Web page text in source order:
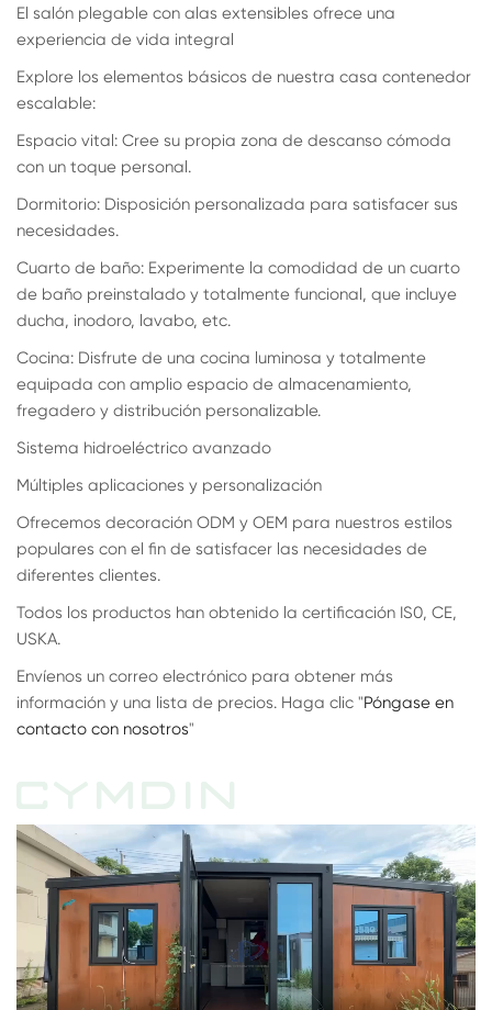
El salón plegable con alas extensibles ofrece una
experiencia de vida integral
Explore los elementos básicos de nuestra casa contenedor
escalable:
Espacio vital: Cree su propia zona de descanso cómoda
con un toque personal.
Dormitorio: Disposición personalizada para satisfacer sus
necesidades.
Cuarto de baño: Experimente la comodidad de un cuarto
de baño preinstalado y totalmente funcional, que incluye
ducha, inodoro, lavabo, etc.
Cocina: Disfrute de una cocina luminosa y totalmente
equipada con amplio espacio de almacenamiento,
fregadero y distribución personalizable.
Sistema hidroeléctrico avanzado
Múltiples aplicaciones y personalización
Ofrecemos decoración ODM y OEM para nuestros estilos
populares con el fin de satisfacer las necesidades de
diferentes clientes.
Todos los productos han obtenido la certificación IS0, CE,
USKA.
Envíenos un correo electrónico para obtener más
información y una lista de precios. Haga clic "Póngase en
contacto con nosotros"